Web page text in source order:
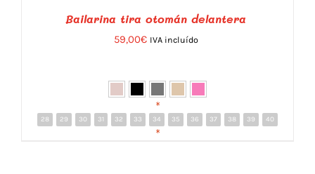
DETALLES
Bailarina tira otomán delantera
59,00€ IVA incluído
*
28 29 30 31 32 33 34 35 36 37 38 39 40
*